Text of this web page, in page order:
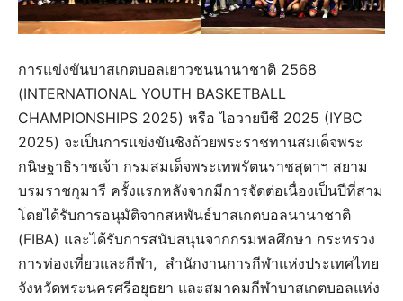
การแข่งขันบาสเกตบอลเยาวชนนานาชาติ 2568
(INTERNATIONAL YOUTH BASKETBALL
CHAMPIONSHIPS 2025) หรือ ไอวายบีซี 2025 (IYBC
2025) จะเป็นการแข่งขันชิงถ้วยพระราชทานสมเด็จพระ
กนิษฐาธิราชเจ้า กรมสมเด็จพระเทพรัตนราชสุดาฯ สยาม
บรมราชกุมารี ครั้งแรกหลังจากมีการจัดต่อเนื่องเป็นปีที่สาม
โดยได้รับการอนุมัติจากสหพันธ์บาสเกตบอลนานาชาติ
(FIBA) และได้รับการสนับสนุนจากกรมพลศึกษา กระทรวง
การท่องเที่ยวและกีฬา, สำนักงานการกีฬาแห่งประเทศไทย
จังหวัดพระนครศรีอยุธยา และสมาคมกีฬาบาสเกตบอลแห่ง